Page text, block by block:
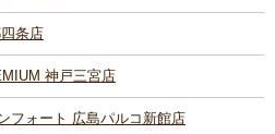
条店
神戸三宮店
フォート 広島パルコ新館店